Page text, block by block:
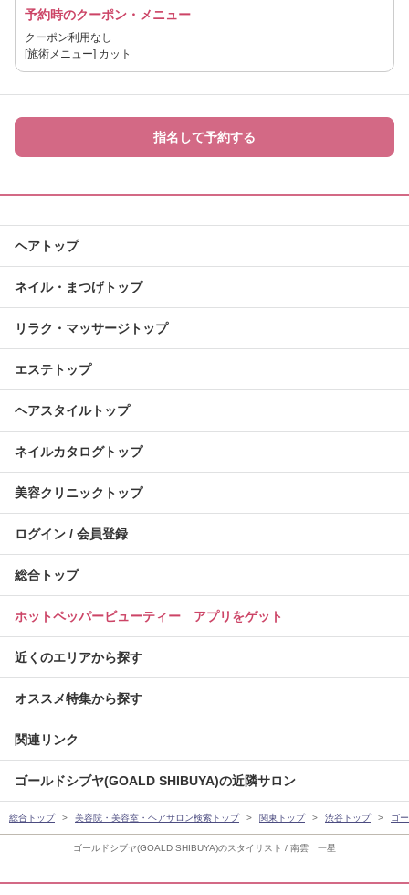
ゴールドシブヤ(GOALD SHIBUYA)のスタイリスト / 南雲 一星
予約時のクーポン・メニュー
クーポン利用なし
[施術メニュー] カット
指名して予約する
ヘアトップ
ネイル・まつげトップ
リラク・マッサージトップ
エステトップ
ヘアスタイルトップ
ネイルカタログトップ
美容クリニックトップ
ログイン / 会員登録
総合トップ
ホットペッパービューティー アプリをゲット
近くのエリアから探す
オススメ特集から探す
関連リンク
ゴールドシブヤ(GOALD SHIBUYA)の近隣サロン
総合トップ 美容院・美容室・ヘアサロン検索トップ 関東トップ 渋谷トップ ゴ